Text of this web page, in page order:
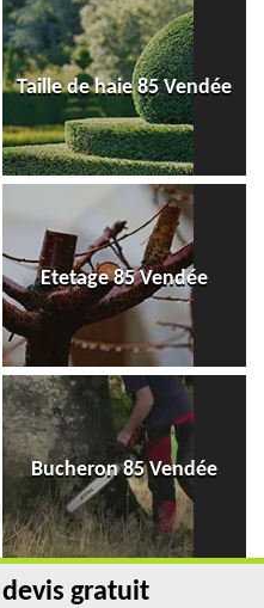
Taille de haie 85 Vendée
Etetage 85 Vendée
Bucheron 85 Vendée
gratuit